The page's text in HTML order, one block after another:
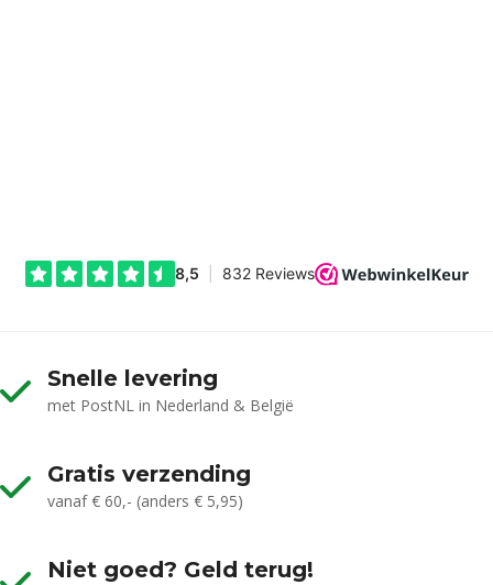
Snelle levering
met PostNL in Nederland & België
Gratis verzending
vanaf € 60,- (anders € 5,95)
Niet goed? Geld terug!